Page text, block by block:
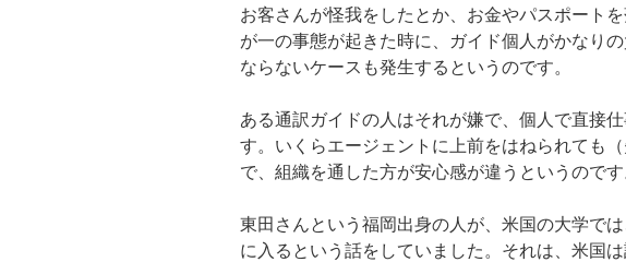
お客さんが怪我をしたとか、お金やパスポート
が一の事態が起きた時に、ガイド個人がかなり
ならないケースも発生するというのです。
ある通訳ガイドの人はそれが嫌で、個人で直接
す。いくらエージェントに上前をはねられても
で、組織を通した方が安心感が違うというのです
東田さんという福岡出身の人が、米国の大学で
に入るという話をしていました。それは、米国